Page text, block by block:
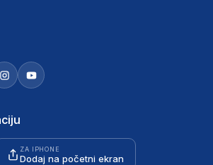
ZA IPHONE
Dodaj na početni ekran